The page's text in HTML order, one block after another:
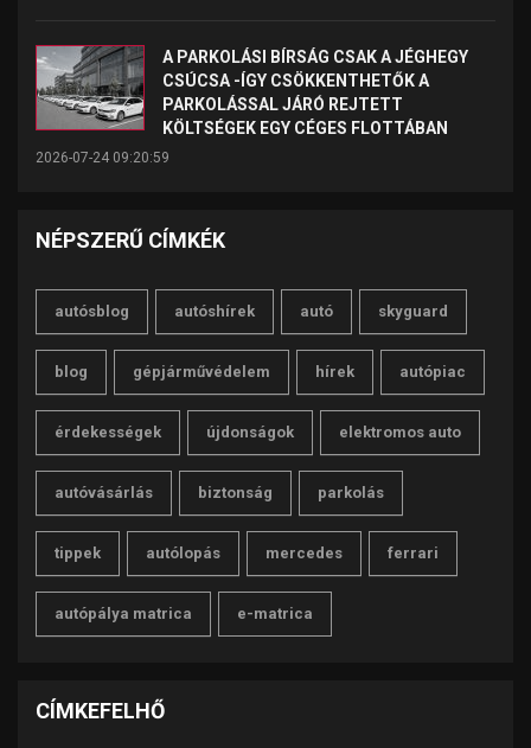
A PARKOLÁSI BÍRSÁG CSAK A JÉGHEGY
CSÚCSA -ÍGY CSÖKKENTHETŐK A
PARKOLÁSSAL JÁRÓ REJTETT
KÖLTSÉGEK EGY CÉGES FLOTTÁBAN
2026-07-24 09:20:59
NÉPSZERŰ CÍMKÉK
autósblog autóshírek autó skyguard
blog gépjárművédelem hírek autópiac
érdekességek újdonságok elektromos auto
autóvásárlás biztonság parkolás
tippek autólopás mercedes ferrari
autópálya matrica e-matrica
CÍMKEFELHŐ